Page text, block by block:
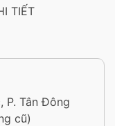
TIẾT
P. Tân Đông
cũ)